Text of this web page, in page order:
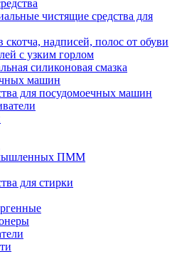
чистящие средства для
скотча, надписей, полос от обуви
с узким горлом
силиконовая смазка
машин
для посудомоечных машин
ПММ
для стирки